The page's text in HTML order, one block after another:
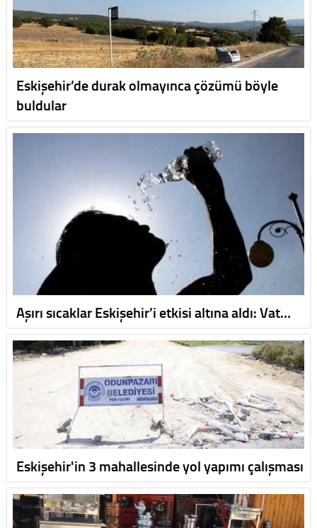
Eskişehir’de durak olmayınca çözümü böyle
buldular
Aşırı sıcaklar Eskişehir’i etkisi altına aldı: Vat…
Eskişehir'in 3 mahallesinde yol yapımı çalışması